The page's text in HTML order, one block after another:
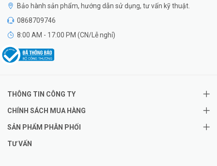
Bảo hành sản phẩm, hướng dẫn sử dụng, tư vấn kỹ thuật.
0868709746
8:00 AM - 17:00 PM (CN/Lễ nghỉ)
THÔNG TIN CÔNG TY
CHÍNH SÁCH MUA HÀNG
SẢN PHẨM PHÂN PHỐI
TƯ VẤN